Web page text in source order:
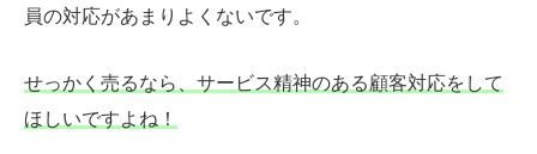
員の対応があまりよくないです。
せっかく売るなら、サービス精神のある顧客対応をして
ほしいですよね！